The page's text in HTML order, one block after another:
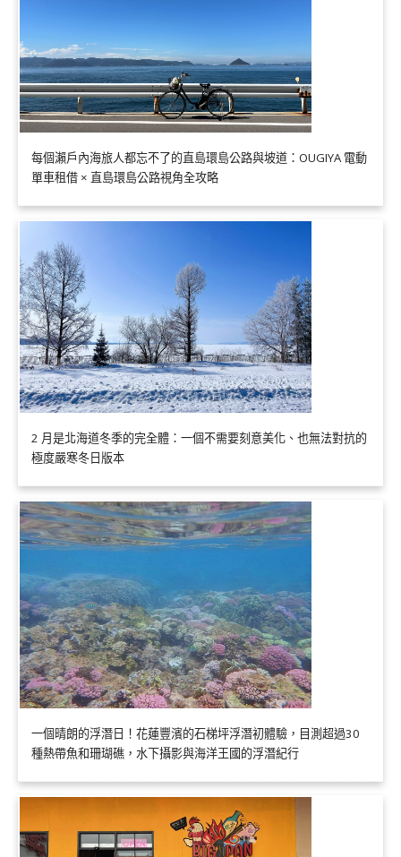
每個瀨戶內海旅人都忘不了的直島環島公路與坡道：OUGIYA 電動
單車租借 × 直島環島公路視角全攻略
2 月是北海道冬季的完全體：一個不需要刻意美化、也無法對抗的
極度嚴寒冬日版本
一個晴朗的浮潛日！花蓮豐濱的石梯坪浮潛初體驗，目測超過30
種熱帶魚和珊瑚礁，水下攝影與海洋王國的浮潛紀行